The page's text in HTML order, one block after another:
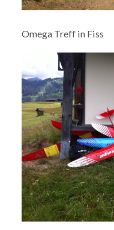
Omega Treff in Fiss